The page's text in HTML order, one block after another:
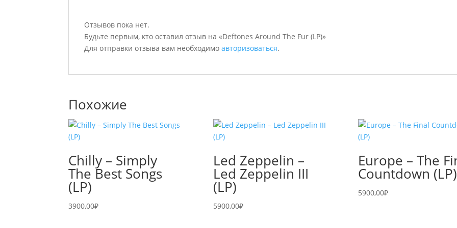
Отзывов пока нет.
Будьте первым, кто оставил отзыв на «Deftones Around The Fur (LP)»
Для отправки отзыва вам необходимоавторизоваться.
Похожие
Chilly – Simply
The Best Songs
(LP)
3900,00₽
Led Zeppelin –
Led Zeppelin III
(LP)
5900,00₽
Europe – The
Countdown (LP)
5900,00₽